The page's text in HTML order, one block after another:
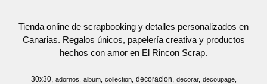
Tienda online de scrapbooking y detalles personalizados en
Canarias. Regalos únicos, papelería creativa y productos
hechos con amor en El Rincon Scrap.
30x30 adornos album collection decoracion decorar
decoupage